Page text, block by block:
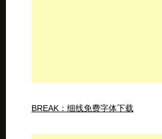
BREAK：细线免费字体下载